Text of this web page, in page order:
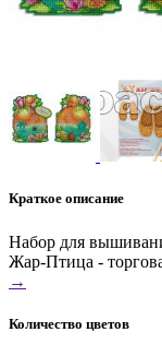
Краткое описание
Набор для
Жар-Птица -
→
Количество цветов